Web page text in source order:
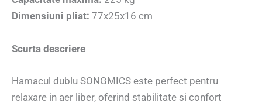
Dimensiuni pliat: 77x25x16 cm
Scurta descriere
Hamacul dublu SONGMICS este perfect pentru
relaxare in aer liber, oferind stabilitate si confort